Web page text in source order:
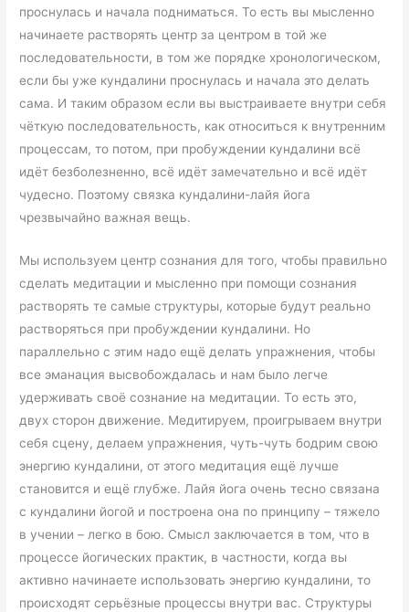
проснулась и начала подниматься. То есть вы мысленно
начинаете растворять центр за центром в той же
последовательности, в том же порядке хронологическом,
если бы уже кундалини проснулась и начала это делать
сама. И таким образом если вы выстраиваете внутри себя
чёткую последовательность, как относиться к внутренним
процессам, то потом, при пробуждении кундалини всё
идёт безболезненно, всё идёт замечательно и всё идёт
чудесно. Поэтому связка кундалини-лайя йога
чрезвычайно важная вещь.
Мы используем центр сознания для того, чтобы правильно
сделать медитации и мысленно при помощи сознания
растворять те самые структуры, которые будут реально
растворяться при пробуждении кундалини. Но
параллельно с этим надо ещё делать упражнения, чтобы
все эманация высвобождалась и нам было легче
удерживать своё сознание на медитации. То есть это,
двух сторон движение. Медитируем, проигрываем внутри
себя сцену, делаем упражнения, чуть-чуть бодрим свою
энергию кундалини, от этого медитация ещё лучше
становится и ещё глубже. Лайя йога очень тесно связана
с кундалини йогой и построена она по принципу – тяжело
в учении – легко в бою. Смысл заключается в том, что в
процессе йогических практик, в частности, когда вы
активно начинаете использовать энергию кундалини, то
происходят серьёзные процессы внутри вас. Структуры